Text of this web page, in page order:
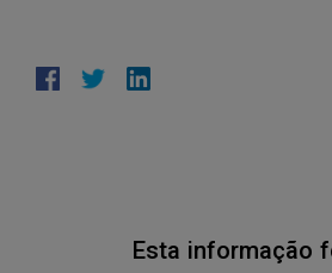
Esta informação